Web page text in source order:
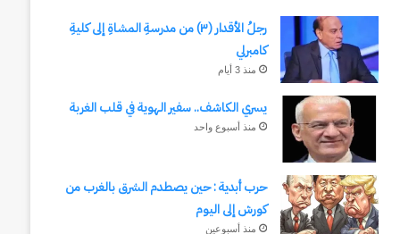
رجلُ الأقدار (٣) من مدرسةِ المشاةِ إلى كليةِ
كامبرلي
منذ 3 أيام
يسري الكاشف.. سفير الهوية في قلب الغربة
منذ أسبوع واحد
حرب أبدية : حين يصطدم الشرق بالغرب من
كورش إلى اليوم
منذ أسبوعين